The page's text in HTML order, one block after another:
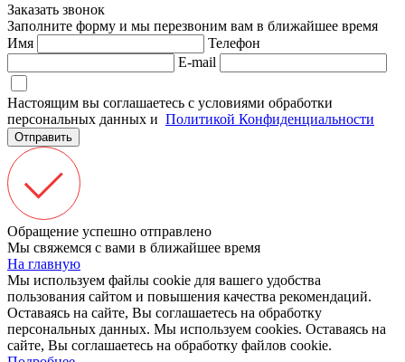
Заказать звонок
Заполните форму и мы перезвоним вам в ближайшее время
Имя
Телефон
E-mail
Настоящим вы соглашаетесь с условиями обработки
персональных данных и Политикой Конфиденциальности
Отправить
Обращение успешно отправлено
Мы свяжемся с вами в ближайшее время
На главную
Мы используем файлы cookie для вашего удобства
пользования сайтом и повышения качества рекомендаций.
Оставаясь на сайте, Вы соглашаетесь на обработку
персональных данных. Мы используем cookies. Оставаясь на
сайте, Вы соглашаетесь на обработку файлов cookie.